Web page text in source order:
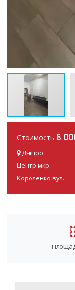
Стоимость 8
Дніпро
Центр мкр.
Короленко вул.